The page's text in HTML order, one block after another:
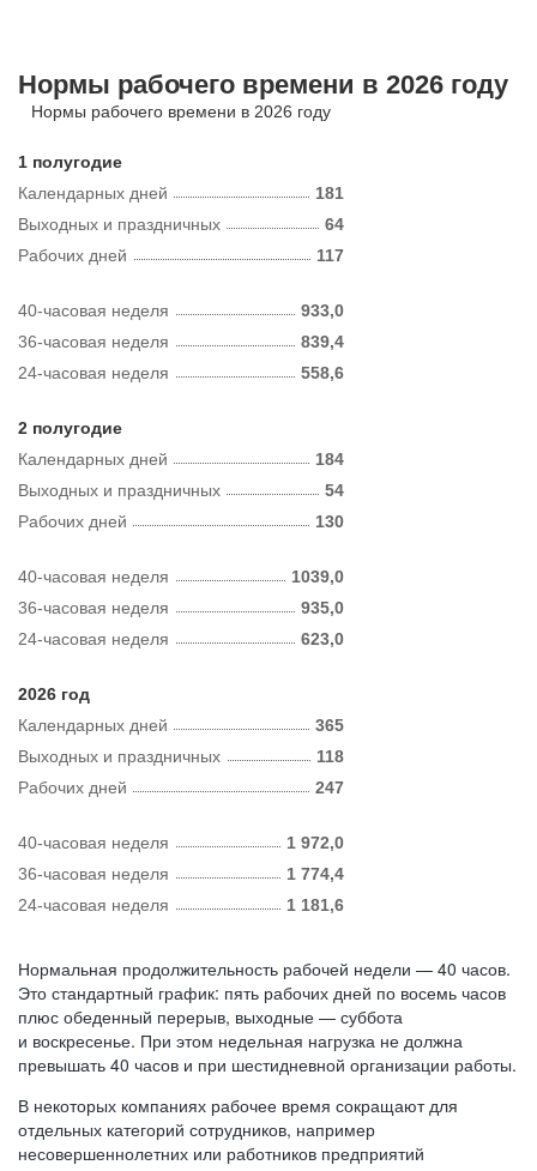
Нормы рабочего времени в 2026 году
Нормы рабочего времени в 2026 году
1 полугодие
Календарных дней
181
Рабочих дней 117
Выходных и праздничных 64
40-часовая неделя
933,0
36-часовая неделя
839,4
24-часовая неделя
558,6
2 полугодие
Календарных дней
184
Рабочих дней 130
Выходных и праздничных 54
40-часовая неделя
1039,0
36-часовая неделя
935,0
24-часовая неделя
623,0
2026 год
Календарных дней
365
Рабочих дней 247
Выходных и праздничных 118
40-часовая неделя
1 972,0
36-часовая неделя
1 774,4
24-часовая неделя
1 181,6
Нормальная продолжительность рабочей недели — 40 часов.
Это стандартный график: пять рабочих дней по восемь часов
плюс обеденный перерыв, выходные — суббота
и воскресенье. При этом недельная нагрузка не должна
превышать 40 часов и при шестидневной организации работы.
В некоторых компаниях рабочее время сокращают для
отдельных категорий сотрудников, например
несовершеннолетних или работников предприятий